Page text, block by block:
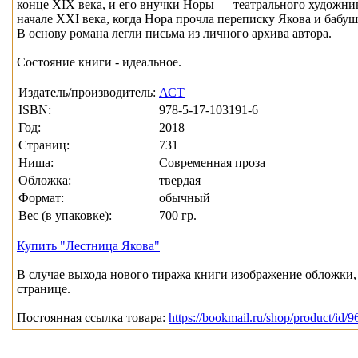
конце XIX века, и его внучки Норы — театрального
начале XXI века, когда Нора прочла переписку Якова и
В основу романа легли письма из личного архива автора.
Состояние книги - идеальное.
Издатель/производитель: АСТ
ISBN:
978-5-17-103191-6
Год:
2018
Страниц:
731
Ниша:
Современная проза
Обложка:
твердая
Формат:
обычный
Вес (в упаковке):
700 гр.
Купить "Лестница Якова"
В случае выхода нового тиража книги изображение
странице.
Постоянная ссылка товара: https://bookmail.ru/shop/product/id/